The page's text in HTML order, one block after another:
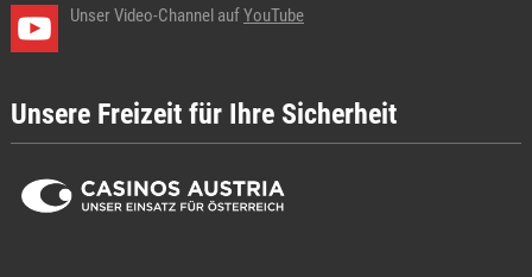
Unser Video-Channel aufYouTube
Unsere Freizeit für Ihre Sicherheit